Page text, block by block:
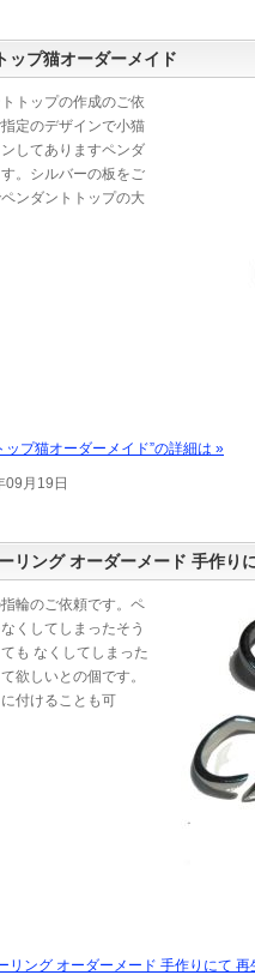
ップ猫オーダーメイド
トップの作成のご依
定のデザインで小猫
してありますペンダ
。シルバーの板をご
ンダントトップの大
ップ猫オーダーメイド”の詳細は »
09月19日
リング オーダーメード 手作り
輪のご依頼です。ペ
くしてしまったそう
も なくしてしまった
欲しいとの個です。
付けることも可
リング オーダーメード 手作りにて